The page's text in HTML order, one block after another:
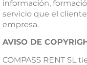
información,
servicio que el
empresa.
AVISO DE
COMPASS RENT SL